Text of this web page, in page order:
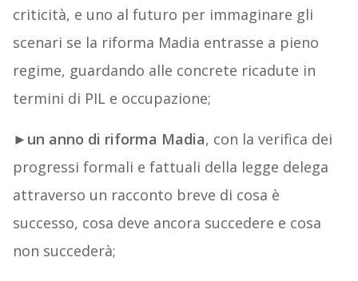
criticità, e uno al futuro per immaginare gli
scenari se la riforma Madia entrasse a pieno
regime, guardando alle concrete ricadute in
termini di PIL e occupazione;
► un anno di riforma Madia, con la verifica dei
progressi formali e fattuali della legge delega
attraverso un racconto breve di cosa è
successo, cosa deve ancora succedere e cosa
non succederà;